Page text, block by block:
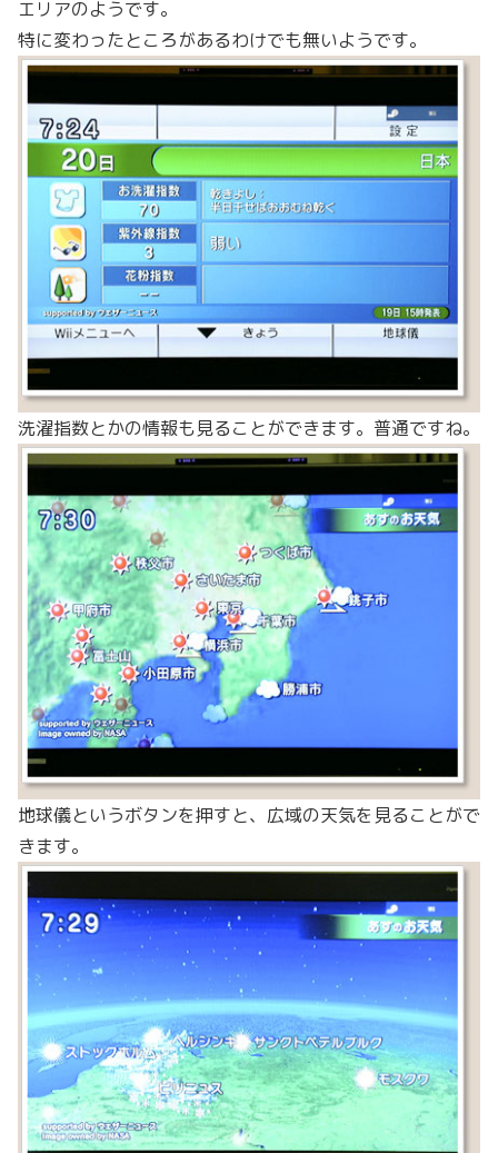
エリアのようです。
特に変わったところがあるわけでも無いようです。
洗濯指数とかの情報も見ることができます。普通ですね。
地球儀というボタンを押すと、広域の天気を見ることがで
きます。